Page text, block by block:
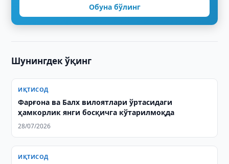
Обуна бўлинг
Шунингдек ўқинг
ИҚТИСОД
Фарғона ва Балх вилоятлари ўртасидаги
ҳамкорлик янги босқичга кўтарилмоқда
28/07/2026
ИҚТИСОД